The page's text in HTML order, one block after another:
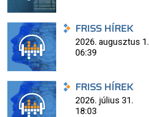
FRISS HÍREK
2026. augusztus 1.
06:39
FRISS HÍREK
2026. július 31.
18:03